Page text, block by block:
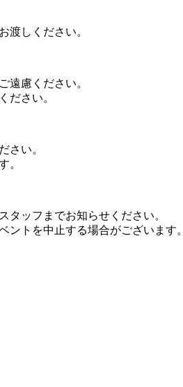
渡しください。
遠慮ください。
ださい。
さい。
。
タッフまでお知らせください。
トを中止する場合がございます。